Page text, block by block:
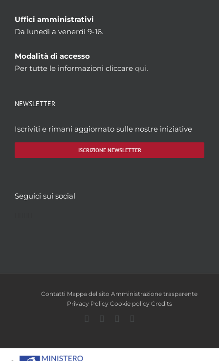
Uffici amministrativi
Da lunedì a venerdì 9-16.
Modalità di accesso
Per tutte le informazioni cliccare qui.
NEWSLETTER
Iscriviti e rimani aggiornato sulle nostre iniziative
ISCRIZIONE NEWSLETTER
Seguici sui social
Contatti Mappa del sito Amministrazione trasparente
Privacy Policy Cookie policy Credits
Facebook
TwitterYouTube